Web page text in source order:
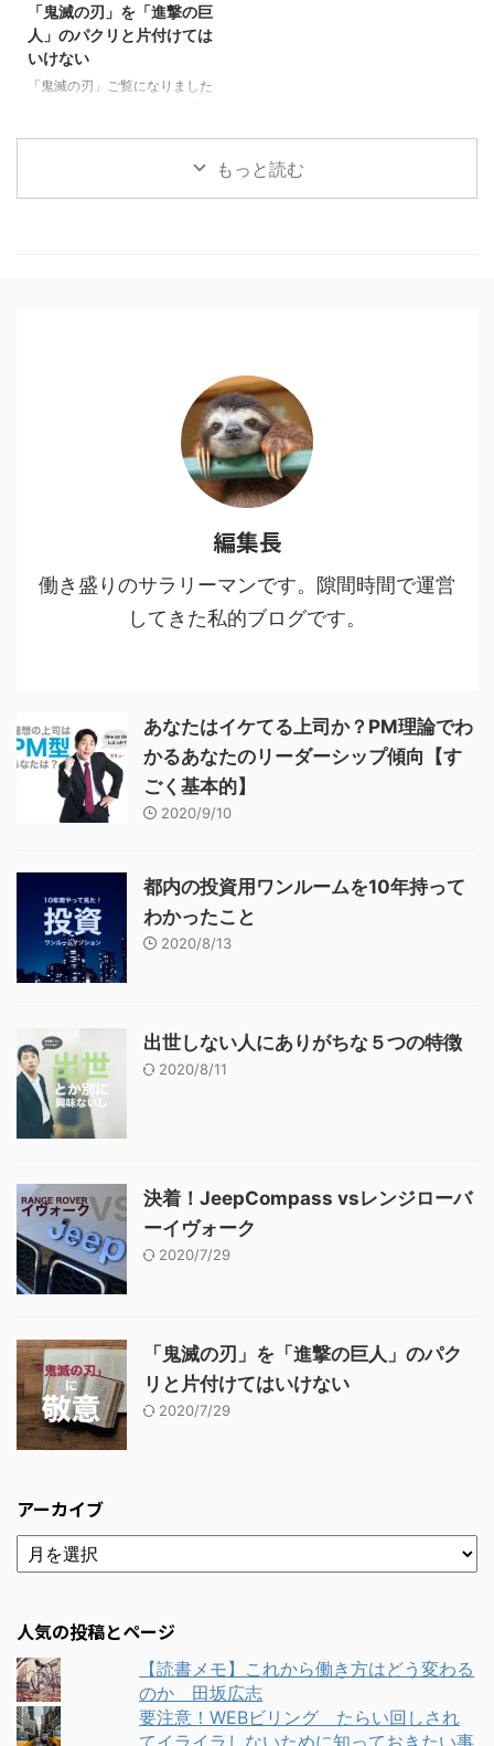
ずっとそれをやっていてくれ1.3
気にかけてくれる上役、上司がい
ない＝上がるエンジンがない2 そ
んな自分がこんな傾向に陥ってい
「鬼滅の刃」を「進撃の巨
人」のパクリと片付けては
いけない
「鬼滅の刃」ご覧になりました
はそんなことない、作者にとても
敬意を表したく。稚拙ながら僕な
鬼である人間を切りながらも尊重
し、その先をあり方を強烈に訴え
もっと読む
編集長
働き盛りのサラリーマンです。隙間時間で運営
してきた私的ブログです。
あなたはイケてる上司か？PM理論でわ
かるあなたのリーダーシップ傾向【す
ごく基本的】
2020/9/10
都内の投資用ワンルームを10年持って
わかったこと
2020/8/13
出世しない人にありがちな５つの特徴
2020/8/11
決着！JeepCompass vsレンジローバ
ーイヴォーク
2020/7/29
「鬼滅の刃」を「進撃の巨人」のパク
リと片付けてはいけない
2020/7/29
アーカイブ
人気の投稿とページ
【読書メモ】これから働き方はどう変わる
のか 田坂広志
要注意！WEBビリング たらい回しされ
てイライラしないために知っておきたい事